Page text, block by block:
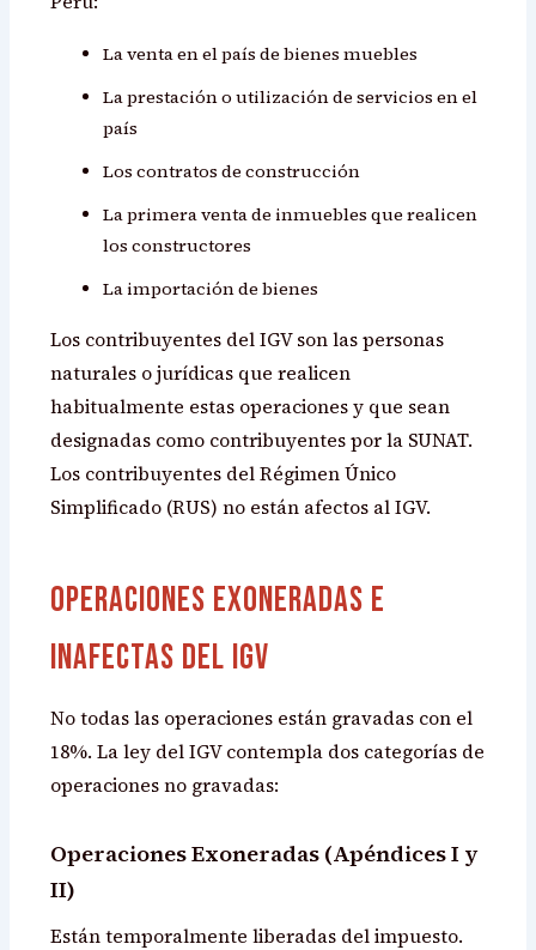
La venta en el país de bienes muebles
La prestación o utilización de servicios en el
país
Los contratos de construcción
La primera venta de inmuebles que realicen
los constructores
La importación de bienes
Los contribuyentes del IGV son las personas
naturales o jurídicas que realicen
habitualmente estas operaciones y que sean
designadas como contribuyentes por la SUNAT.
Los contribuyentes del Régimen Único
Simplificado (RUS) no están afectos al IGV.
Operaciones Exoneradas e
Inafectas del IGV
No todas las operaciones están gravadas con el
18%. La ley del IGV contempla dos categorías de
operaciones no gravadas:
Operaciones Exoneradas (Apéndices I y
II)
Están temporalmente liberadas del impuesto.